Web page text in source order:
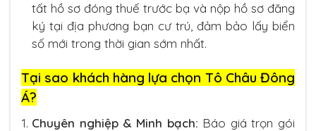
tất hồ sơ đóng thuế trước bạ và nộp hồ sơ đăng
ký tại địa phương bạn cư trú, đảm bảo lấy biển
số mới trong thời gian sớm nhất.
Tại sao khách hàng lựa chọn Tô Châu Đông
Á?
Chuyên nghiệp & Minh bạch: Báo giá trọn gói